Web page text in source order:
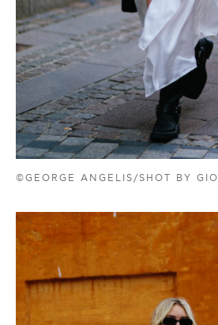
©GEORGE ANGELIS/SHOT BY GIO